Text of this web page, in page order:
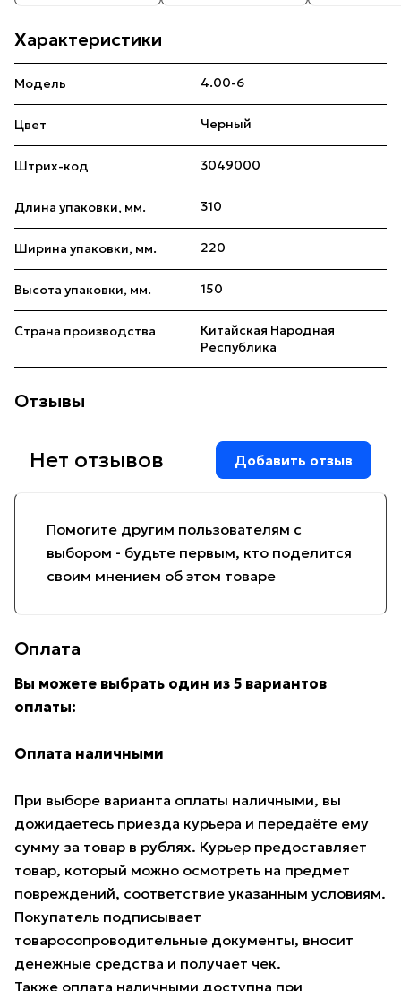
Характеристики
Модель 4.00-6
Цвет Черный
Штрих-код 3049000
Длина упаковки, мм. 310
Ширина упаковки, мм. 220
Высота упаковки, мм. 150
Страна производства
Китайская Народная
Республика
Отзывы
Помогите другим пользователям с
выбором - будьте первым, кто поделится
своим мнением об этом товаре
Нет отзывов Добавить отзыв
Оплата
Вы можете выбрать один из 5 вариантов
оплаты:
Оплата наличными
При выборе варианта оплаты наличными, вы
дожидаетесь приезда курьера и передаёте ему
сумму за товар в рублях. Курьер предоставляет
товар, который можно осмотреть на предмет
повреждений, соответствие указанным условиям.
Покупатель подписывает
товаросопроводительные документы, вносит
денежные средства и получает чек.
Также оплата наличными доступна при